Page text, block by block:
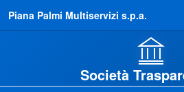
Piana Palmi Multiservizi s.p.a.
Società